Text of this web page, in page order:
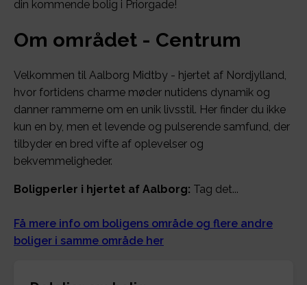
din kommende bolig i Priorgade!
Om området - Centrum
Velkommen til Aalborg Midtby - hjertet af Nordjylland,
hvor fortidens charme møder nutidens dynamik og
danner rammerne om en unik livsstil. Her finder du ikke
kun en by, men et levende og pulserende samfund, der
tilbyder en bred vifte af oplevelser og
bekvemmeligheder.
Boligperler i hjertet af Aalborg: Tag det...
Få mere info om boligens område og flere andre
boliger i samme område her